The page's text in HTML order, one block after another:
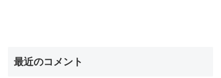
最近のコメント